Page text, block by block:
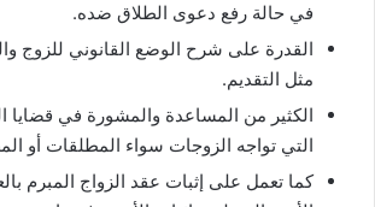
في حالة رفع دعوى الطلاق ضده.
القدرة على شرح الوضع القانوني للزوج
مثل التقديم.
الكثير من المساعدة والمشورة في قضايا
التي تواجه الزوجات سواء المطلقات أو
كما تعمل على إثبات عقد الزواج المبرم